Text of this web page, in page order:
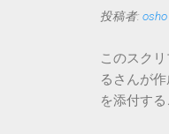
投稿者: osho
このスク
るさんが
を添付す